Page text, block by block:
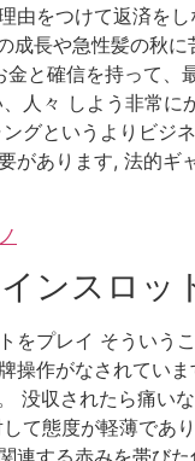
由をつけて返済を
成長や急性髪の秋
と確信を持って
人々 しよう非常
グというよりビジ
があります, 法的
ンスロッ
をプレイ そうい
操作がなされてい
収されたら痛い
て態度が軽薄であ